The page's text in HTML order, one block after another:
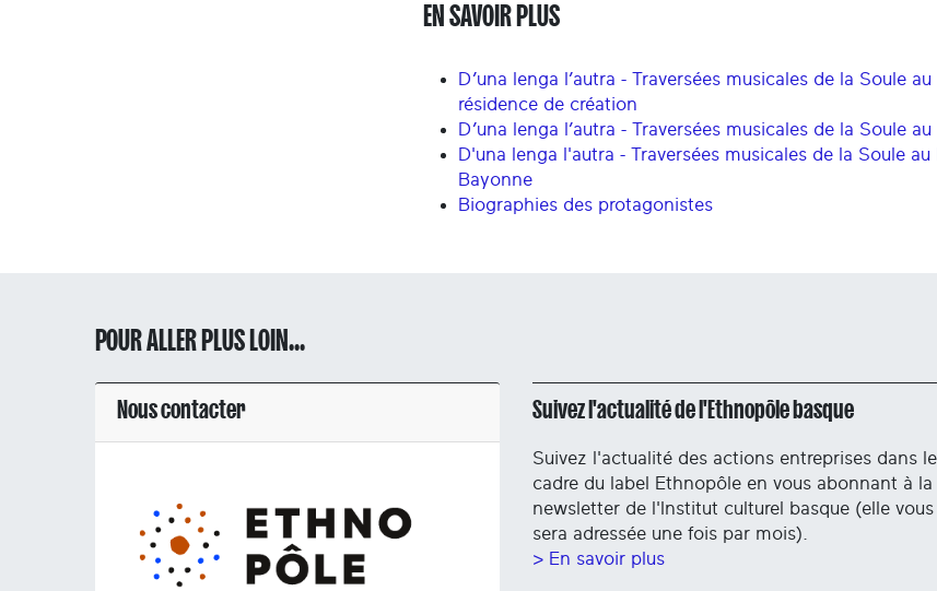
EN SAVOIR PLUS
D’una lenga l’autra - Traversées musicales de la Soule
résidence de création
D’una lenga l’autra - Traversées musicales de la Soule
D'una lenga l'autra - Traversées musicales de la Soule
Bayonne
Biographies des protagonistes
POUR ALLER PLUS LOIN...
Nous contacter Suivez l'actualité de l'Ethnopôle basque
Suivez l'actualité des actions entreprises dans le
cadre du label Ethnopôle en vous abonnant à la
newsletter de l'Institut culturel basque (elle vous
sera adressée une fois par mois).
> En savoir plus